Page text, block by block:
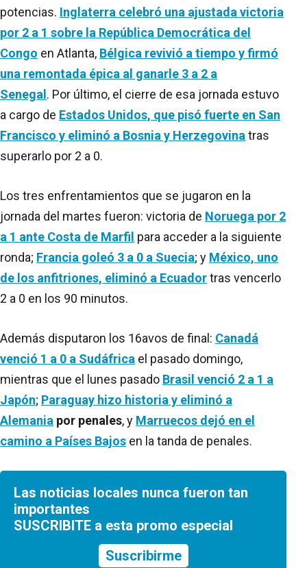
potencias. Inglaterra celebró una ajustada victoria
por 2 a 1 sobre la República Democrática del
Congo en Atlanta, Bélgica revivió a tiempo y firmó
una remontada épica al ganarle 3 a 2 a
Senegal. Por último, el cierre de esa jornada estuvo
a cargo de Estados Unidos, que pisó fuerte en San
Francisco y eliminó a Bosnia y Herzegovina tras
superarlo por 2 a 0.
Los tres enfrentamientos que se jugaron en la
jornada del martes fueron: victoria de Noruega por 2
a 1 ante Costa de Marfil para acceder a la siguiente
ronda; Francia goleó 3 a 0 a Suecia; y México, uno
de los anfitriones, eliminó a Ecuadortras vencerlo
2 a 0 en los 90 minutos.
Además disputaron los 16avos de final: Canadá
venció 1 a 0 a Sudáfrica el pasado domingo,
mientras que el lunes pasado Brasil venció 2 a 1 a
Japón; Paraguay hizo historia y eliminó a
Alemania por penales, y Marruecos dejó en el
camino a Países Bajos en la tanda de penales.
Las noticias locales nunca fueron tan
importantes
SUSCRIBITE a esta promo especial
Suscribirme